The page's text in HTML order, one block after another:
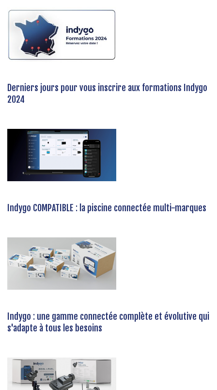
Derniers jours pour vous inscrire aux formations Indygo
2024
Indygo COMPATIBLE : la piscine connectée multi-marques
Indygo : une gamme connectée complète et évolutive qui
s'adapte à tous les besoins